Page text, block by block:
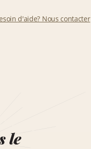
d'aide? Nous contacter
le